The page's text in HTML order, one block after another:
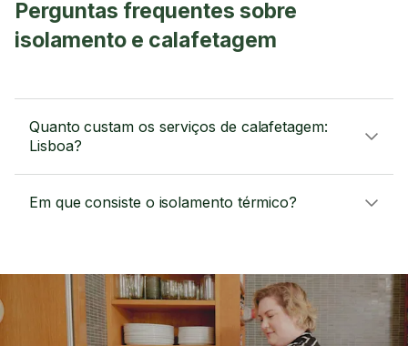
Perguntas frequentes sobre
isolamento e calafetagem
Quanto custam os serviços de calafetagem:
Lisboa?
Em que consiste o isolamento térmico?